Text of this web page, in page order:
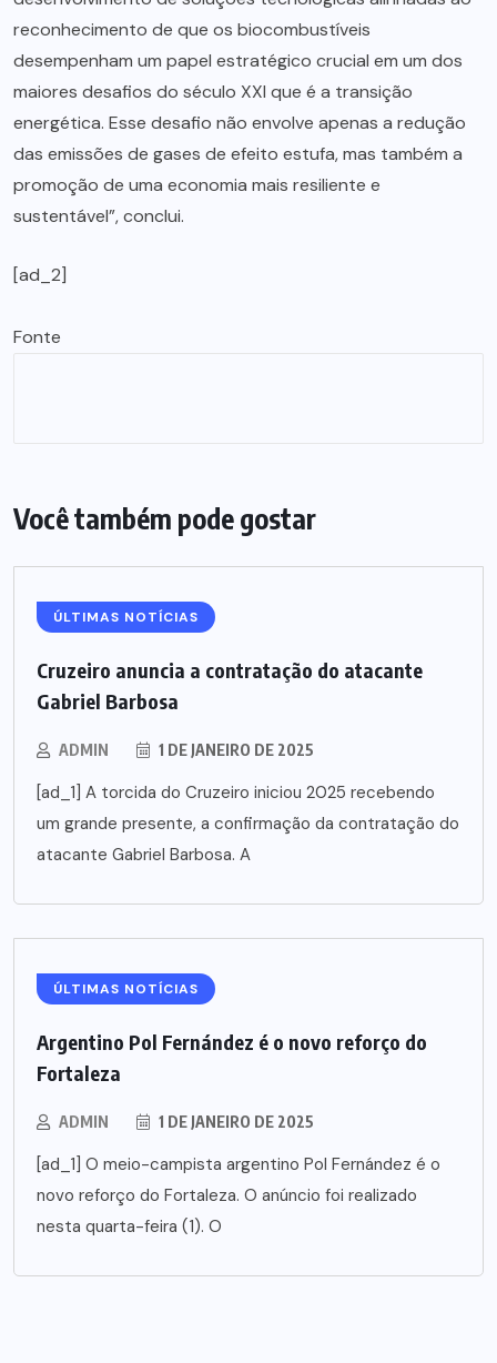
reconhecimento de que os biocombustíveis
desempenham um papel estratégico crucial em um dos
maiores desafios do século XXI que é a transição
energética. Esse desafio não envolve apenas a redução
das emissões de gases de efeito estufa, mas também a
promoção de uma economia mais resiliente e
sustentável”, conclui.
[ad_2]
Fonte
Você também pode gostar
ÚLTIMAS NOTÍCIAS
Cruzeiro anuncia a contratação do atacante
Gabriel Barbosa
ADMIN 1 DE JANEIRO DE 2025
[ad_1] A torcida do Cruzeiro iniciou 2025 recebendo
um grande presente, a confirmação da contratação do
atacante Gabriel Barbosa. A
ÚLTIMAS NOTÍCIAS
Argentino Pol Fernández é o novo reforço do
Fortaleza
ADMIN 1 DE JANEIRO DE 2025
[ad_1] O meio-campista argentino Pol Fernández é o
novo reforço do Fortaleza. O anúncio foi realizado
nesta quarta-feira (1). O